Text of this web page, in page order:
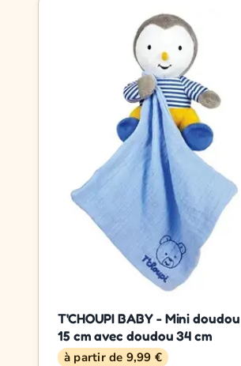
T'CHOUPI BABY - Mini doudou
15 cm avec doudou 34 cm
à partir de 9,99 €